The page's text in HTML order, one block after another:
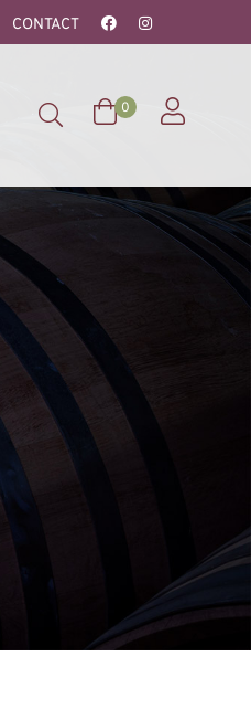
CONTACT
0